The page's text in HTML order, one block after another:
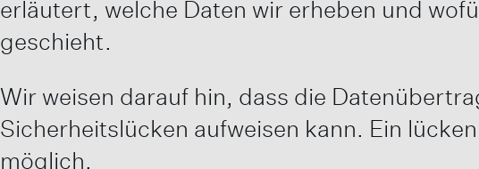
erläutert, welche Daten wir erheben und
geschieht.
Wir weisen darauf hin, dass die
Sicherheitslücken aufweisen kann. Ein
möglich.